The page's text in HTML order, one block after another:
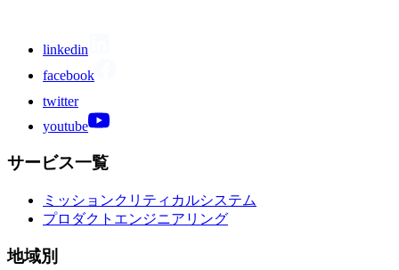
linkedin
facebook
twitter
youtube
サービス一覧
ミッションクリティカルシステム
プロダクトエンジニアリング
地域別